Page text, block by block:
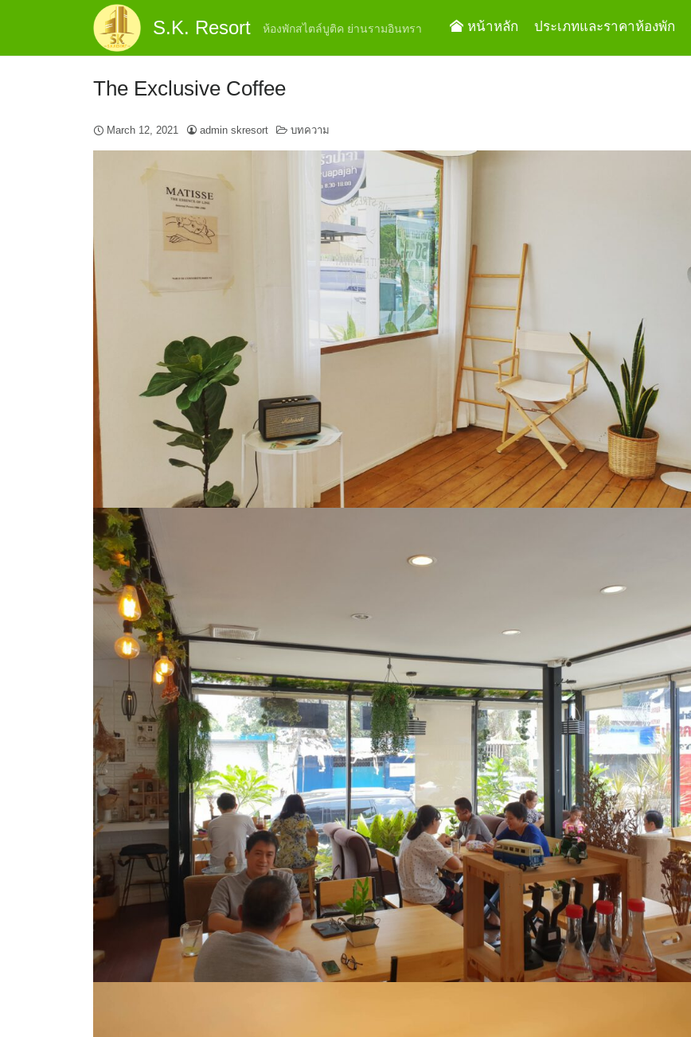
S.K. Resort ห้องพักสไตล์บูติค ย่านรามอินทรา หน้าหลัก ประเภทและราคาห้องพัก
The Exclusive Coffee
March 12, 2021 admin skresort บทความ